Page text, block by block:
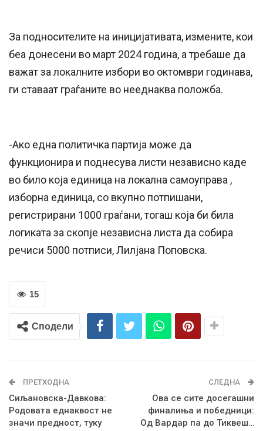
За подносителите на иницијативата, измените, кои
беа донесени во март 2024 година, а требаше да
важат за локалните избори во октомври годинава,
ги ставаат граѓаните во нееднаква положба.
-Ако една политичка партија може да
функционира и поднесува листи независно каде
во било која единица на локална самоуправа ,
изборна единица, со вкупно потпишани,
регистрирани 1000 граѓани, тогаш која би била
логиката за скопје независна листа да собира
речиси 5000 потписи, Лилјана Поповска.
15
Сподели
ПРЕТХОДНА
Сиљановска-Давкова:
Родовата еднаквост не
значи предност, туку
СЛЕДНА
Ова се сите досегашни
финалиња и победници:
Од Вардар па до Тиквеш…